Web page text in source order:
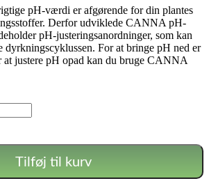
pH-værdi er afgørende for din plantes
Derfor udviklede CANNA pH-
pH-justeringsanordninger, som kan
dyrkningscyklussen. For at bringe pH ned er
at justere pH opad kan du bruge CANNA
Tilføj til kurv